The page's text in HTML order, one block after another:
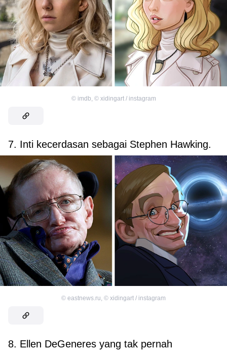
© imdb, © xidingart / instagram
7. Inti kecerdasan sebagai Stephen Hawking.
© eastnews.ru, © xidingart / instagram
8. Ellen DeGeneres yang tak pernah